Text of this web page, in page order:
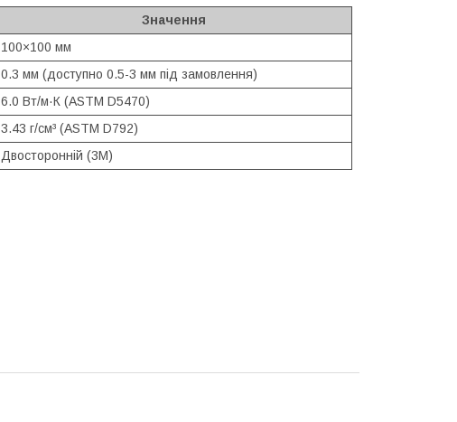
Значення
100×100 мм
0.3 мм (доступно 0.5-3 мм під замовлення)
6.0 Вт/м·К (ASTM D5470)
3.43 г/см³ (ASTM D792)
Двосторонній (3М)